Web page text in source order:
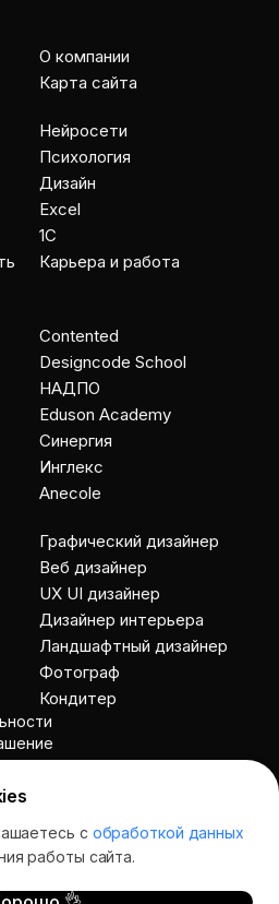
О компании
Карта сайта
Нейросети
Психология
Дизайн
Excel
1C
Карьера и работа
Contented
Designcode School
НАДПО
Eduson Academy
Cинергия
Инглекс
Anecole
Графический дизайнер
Веб дизайнер
UX UI дизайнер
Дизайнер интерьера
Ландшафтный дизайнер
Фотограф
Кондитер
с обработкой данных
работы сайта.